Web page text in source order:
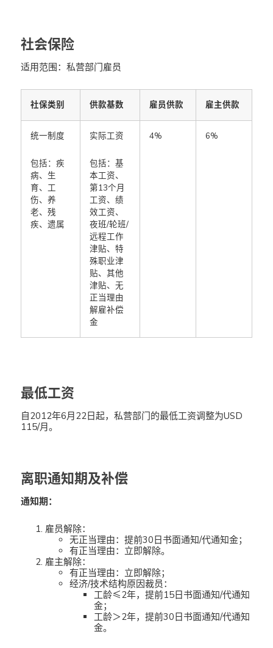
社会保险
适用范围：私营部门雇员
社保类别 供款基数 雇员供款 雇主供款
统一制度
包括：疾
病、生
育、工
伤、养
老、残
疾、遗属
实际工资
包括：基
本工资、
第13个月
工资、绩
效工资、
夜班/轮班/
远程工作
津贴、特
殊职业津
贴、其他
津贴、无
正当理由
解雇补偿
金
4% 6%
最低工资
自2012年6月22日起，私营部门的最低工资调整为USD
115/月。
离职通知期及补偿
通知期：
雇员解除：
无正当理由：提前30日书面通知/代通知金；
有正当理由：立即解除。
雇主解除：
有正当理由：立即解除；
经济/技术结构原因裁员：
工龄≤2年，提前15日书面通知/代通知
金；
工龄＞2年，提前30日书面通知/代通知
金。